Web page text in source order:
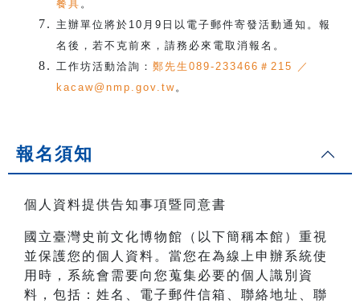
餐具 。
主辦單位將於10月9日以電子郵件寄發活動通知。報
名後，若不克前來，請務必來電取消報名。
工作坊活動洽詢： 鄭先生089-233466＃215 ／
kacaw@nmp.gov.tw。
報名須知
個人資料提供告知事項暨同意書
國立臺灣史前文化博物館（以下簡稱本館）重視
並保護您的個人資料。當您在為線上申辦系統使
用時，系統會需要向您蒐集必要的個人識別資
料，包括：姓名、電子郵件信箱、聯絡地址、聯